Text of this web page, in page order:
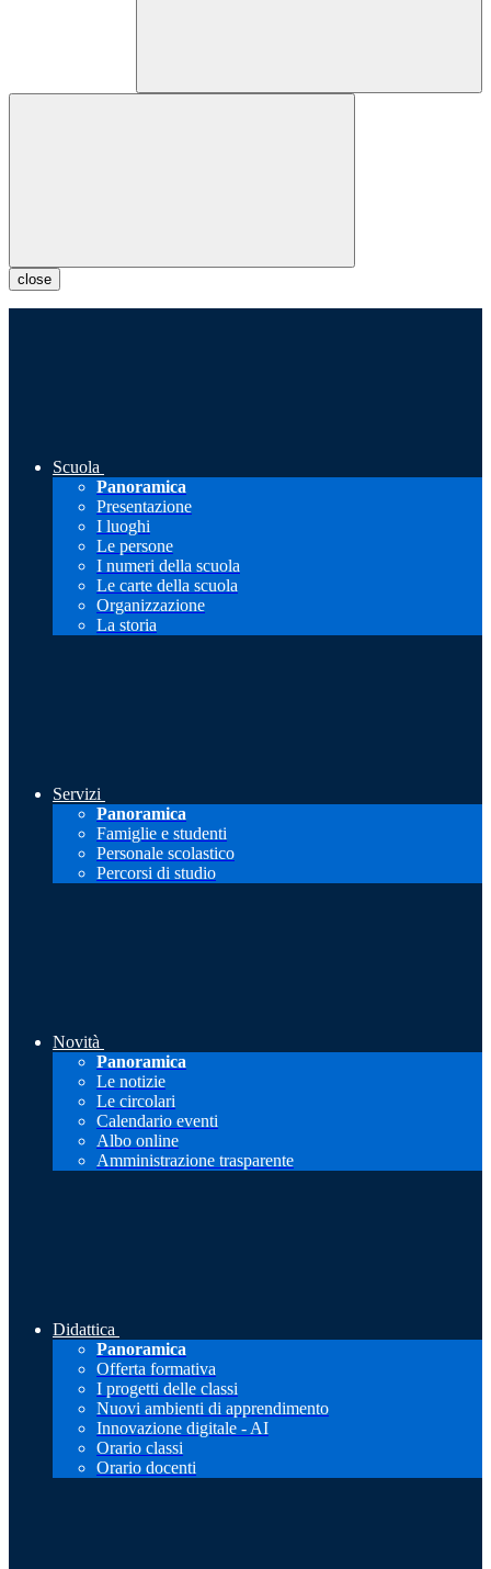
close
Scuola
Panoramica
Presentazione
I luoghi
Le persone
I numeri della scuola
Le carte della scuola
Organizzazione
La storia
Servizi
Panoramica
Famiglie e studenti
Personale scolastico
Percorsi di studio
Novità
Panoramica
Le notizie
Le circolari
Calendario eventi
Albo online
Amministrazione trasparente
Didattica
Panoramica
Offerta formativa
I progetti delle classi
Nuovi ambienti di apprendimento
Innovazione digitale - AI
Orario classi
Orario docenti